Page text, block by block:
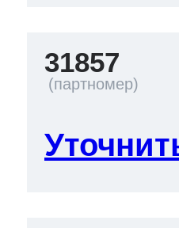
31857